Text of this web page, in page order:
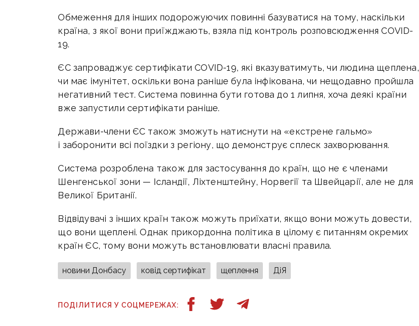
Обмеження для інших подорожуючих повинні базуватися на тому, наскільки
країна, з якої вони приїжджають, взяла під контроль розповсюдження COVID-
19.
ЄС запроваджує сертифікати COVID-19, які вказуватимуть, чи людина щеплена,
чи має імунітет, оскільки вона раніше була інфікована, чи нещодавно пройшла
негативний тест. Система повинна бути готова до 1 липня, хоча деякі країни
вже запустили сертифікати раніше.
Держави-члени ЄС також зможуть натиснути на «екстрене гальмо»
і заборонити всі поїздки з регіону, що демонструє сплеск захворювання.
Система розроблена також для застосування до країн, що не є членами
Шенгенської зони — Ісландії, Ліхтенштейну, Норвегії та Швейцарії, але не для
Великої Британії.
Відвідувачі з інших країн також можуть приїхати, якщо вони можуть довести,
що вони щеплені. Однак прикордонна політика в цілому є питанням окремих
країн ЄС, тому вони можуть встановлювати власні правила.
новини Донбасу ковід сертифікат щеплення ДіЯ
ПОДІЛИТИСЯ У СОЦМЕРЕЖАХ: